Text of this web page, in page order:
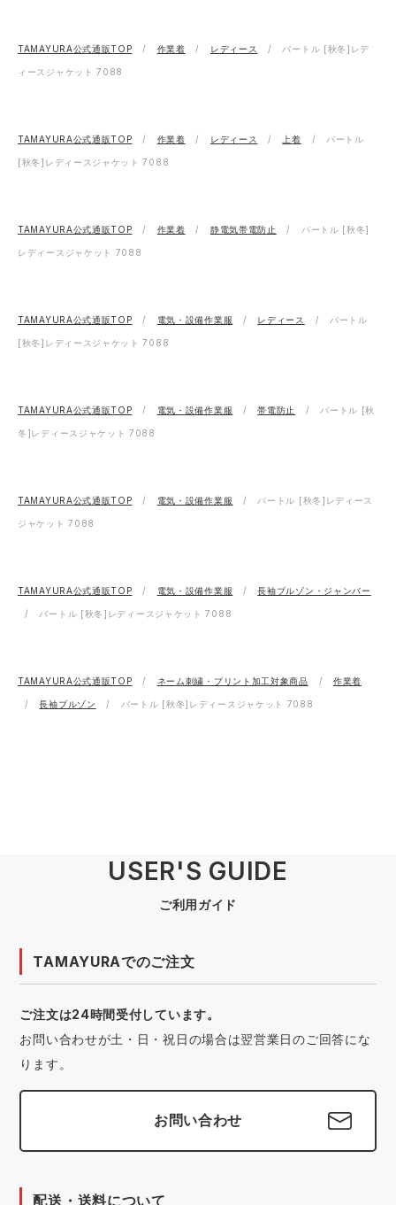
TAMAYURA公式通販TOP 作業着 レディース バートル [秋冬]レデ
ィースジャケット 7088
TAMAYURA公式通販TOP 作業着 レディース 上着 バートル
[秋冬]レディースジャケット 7088
TAMAYURA公式通販TOP 作業着 静電気帯電防止 バートル [秋冬]
レディースジャケット 7088
TAMAYURA公式通販TOP 電気・設備作業服 レディース バートル
[秋冬]レディースジャケット 7088
TAMAYURA公式通販TOP 電気・設備作業服 帯電防止 バートル [秋
冬]レディースジャケット 7088
TAMAYURA公式通販TOP 電気・設備作業服 バートル [秋冬]レディース
ジャケット 7088
TAMAYURA公式通販TOP 電気・設備作業服 長袖ブルゾン・ジャンバー
バートル [秋冬]レディースジャケット 7088
TAMAYURA公式通販TOP ネーム刺繍・プリント加工対象商品 作業着
長袖ブルゾン バートル [秋冬]レディースジャケット 7088
USER'S GUIDE
ご利用ガイド
TAMAYURAでのご注文
ご注文は24時間受付しています。
お問い合わせが土・日・祝日の場合は翌営業日のご回答にな
ります。
お問い合わせ
配送・送料について